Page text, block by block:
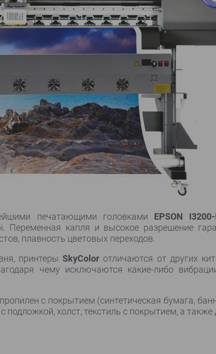
печатающими головками EPSON I3200-
капля и высокое разрешение
плавность цветовых переходов.
принтерыSkyColor отличаются от других
чему исключаются какие-либо
с покрытием (синтетическая бумага,
холст, текстиль с покрытием, а также